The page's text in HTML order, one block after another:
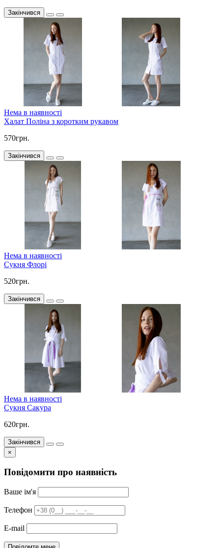
Закінчився
Нема в наявності
Халат Поліна з коротким рукавом
570грн.
Закінчився
Нема в наявності
Сукня Флорі
520грн.
Закінчився
Нема в наявності
Сукня Сакура
620грн.
Закінчився
×
Повідомити про наявність
Ваше ім'я
Телефон
E-mail